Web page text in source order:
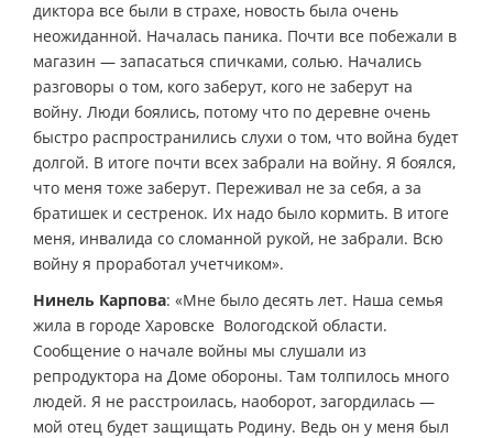
диктора все были в страхе, новость была очень
неожиданной. Началась паника. Почти все побежали в
магазин — запасаться спичками, солью. Начались
разговоры о том, кого заберут, кого не заберут на
войну. Люди боялись, потому что по деревне очень
быстро распространились слухи о том, что война будет
долгой. В итоге почти всех забрали на войну. Я боялся,
что меня тоже заберут. Переживал не за себя, а за
братишек и сестренок. Их надо было кормить. В итоге
меня, инвалида со сломанной рукой, не забрали. Всю
войну я проработал учетчиком».
Нинель Карпова: «Мне было десять лет. Наша семья
жила в городе Харовске Вологодской области.
Сообщение о начале войны мы слушали из
репродуктора на Доме обороны. Там толпилось много
людей. Я не расстроилась, наоборот, загордилась —
мой отец будет защищать Родину. Ведь он у меня был